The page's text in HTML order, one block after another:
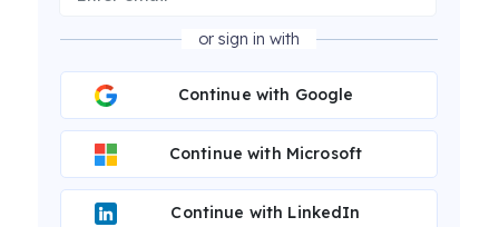
or sign in with
Continue with Google
Continue with Microsoft
Continue with LinkedIn